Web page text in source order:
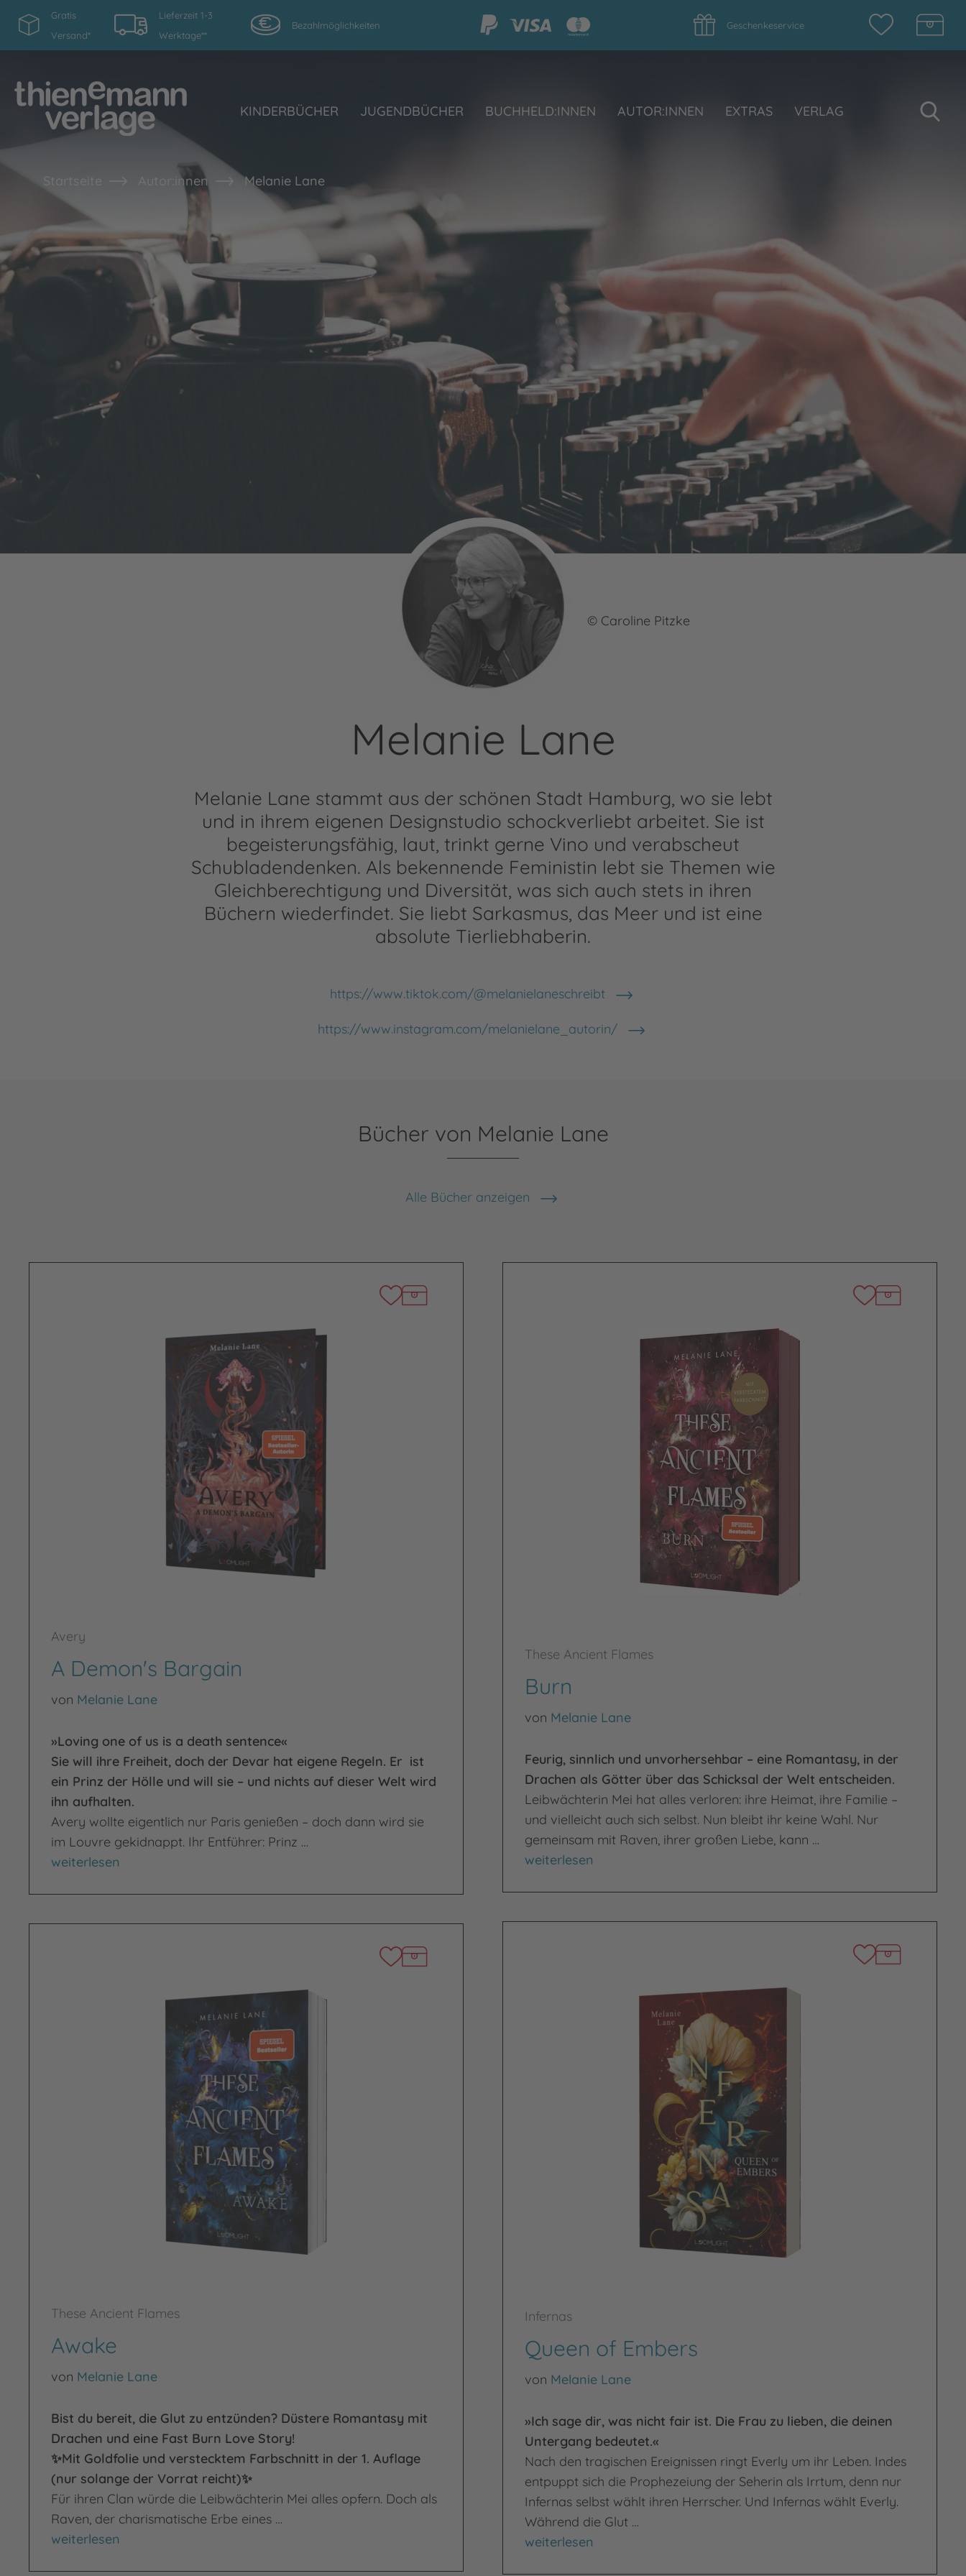
Gratis
Versand*
Lieferzeit 1-3
Werktage**
Bezahlmöglichkeiten Geschenkeservice
KINDERBÜCHER JUGENDBÜCHER BUCHHELD:INNEN AUTOR:INNEN EXTRAS VERLAG
Startseite Autor:innen Melanie Lane
© Caroline Pitzke
Melanie Lane
Melanie Lane stammt aus der schönen Stadt Hamburg, wo sie lebt
und in ihrem eigenen Designstudio schockverliebt arbeitet. Sie ist
begeisterungsfähig, laut, trinkt gerne Vino und verabscheut
Schubladendenken. Als bekennende Feministin lebt sie Themen wie
Gleichberechtigung und Diversität, was sich auch stets in ihren
Büchern wiederfindet. Sie liebt Sarkasmus, das Meer und ist eine
absolute Tierliebhaberin.
https://www.tiktok.com/@melanielaneschreibt
https://www.instagram.com/melanielane_autorin/
Bücher von Melanie Lane
Alle Bücher anzeigen
Avery
A Demon's Bargain
von Melanie Lane
»Loving one of us is a death sentence«
Sie will ihre Freiheit, doch der Devar hat eigene Regeln. Er ist
ein Prinz der Hölle und will sie – und nichts auf dieser Welt wird
ihn aufhalten.
Avery wollte eigentlich nur Paris genießen – doch dann wird sie
im Louvre gekidnappt. Ihr Entführer: Prinz …
A Demon's Bargain
weiterlesen
These Ancient Flames
Burn
von Melanie Lane
Feurig, sinnlich und unvorhersehbar – eine Romantasy, in der
Drachen als Götter über das Schicksal der Welt entscheiden.
Leibwächterin Mei hat alles verloren: ihre Heimat, ihre Familie –
und vielleicht auch sich selbst. Nun bleibt ihr keine Wahl. Nur
gemeinsam mit Raven, ihrer großen Liebe, kann …
Burn
weiterlesen
These Ancient Flames
Awake
von Melanie Lane
Bist du bereit, die Glut zu entzünden? Düstere Romantasy mit
Drachen und eine Fast Burn Love Story!
✨Mit Goldfolie und verstecktem Farbschnitt in der 1. Auflage
(nur solange der Vorrat reicht)✨
Für ihren Clan würde die Leibwächterin Mei alles opfern. Doch als
Raven, der charismatische Erbe eines …
Awake
weiterlesen
Infernas
Queen of Embers
von Melanie Lane
»Ich sage dir, was nicht fair ist. Die Frau zu lieben, die deinen
Untergang bedeutet.«
Nach den tragischen Ereignissen ringt Everly um ihr Leben. Indes
entpuppt sich die Prophezeiung der Seherin als Irrtum, denn nur
Infernas selbst wählt ihren Herrscher. Und Infernas wählt Everly.
Während die Glut …
Queen of Embers
weiterlesen